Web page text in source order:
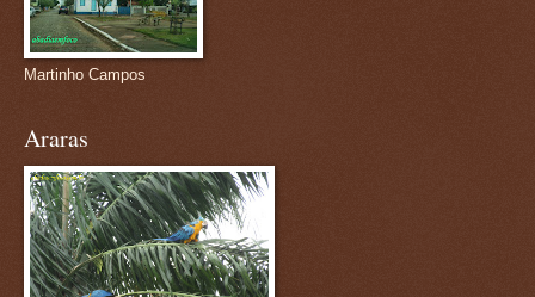
Martinho Campos
Araras